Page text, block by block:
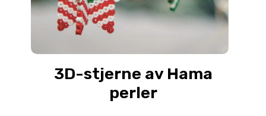
3D-stjerne av Hama
perler